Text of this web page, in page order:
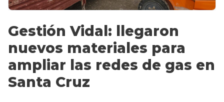
Gestión Vidal: llegaron
nuevos materiales para
ampliar las redes de gas en
Santa Cruz